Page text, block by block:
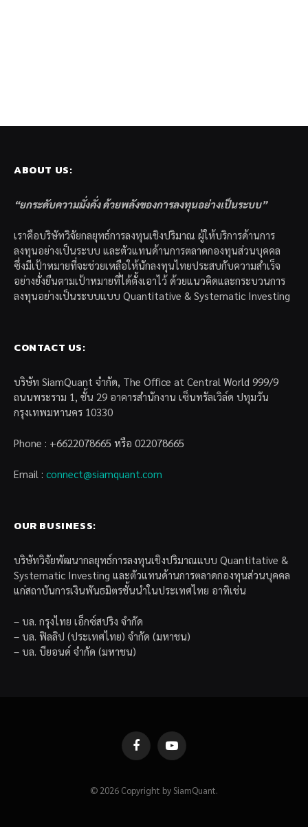
ABOUT US:
“ยกระดับความมั่งคั่ง ด้วยพลังของการลงทุนอย่างเป็นระบบ”
เราคือบริษัทวิจัยกลยุทธ์การลงทุนเชิงปริมาณ ผู้ให้บริการด้านการ
ลงทุนอย่างเป็นระบบ และตัวแทนด้านการตลาดกองทุนส่วนบุคคล
ซึ่งมีเป้าหมายที่จะช่วยเหลือให้นักลงทุนไทยประสบกับความสำเร็จ
อย่างยั่งยืนตามเป้าหมายที่ได้ตั้งเอาไว้ ด้วยแนวคิดและกระบวนการ
ลงทุนอย่างเป็นระบบแบบ Quantitative & Systematic Investing
CONTACT US:
บริษัท SiamQuant จำกัด, The Office at Central World 999/9
ถนนพระราม 1, ชั้น 29 อาคารสำนักงาน เซ็นทรัลเวิล์ด ปทุมวัน
กรุงเทพมหานคร 10330
Phone : +6622078665 หรือ 022078665
Email : connect@siamquant.com
OUR BUSINESS:
บริษัทวิจัยพัฒนากลยุทธ์การลงทุนเชิงปริมาณแบบ Quantitative &
Systematic Investing และตัวแทนด้านการตลาดกองทุนส่วนบุคคล
แก่สถาบันการเงินพันธมิตรชั้นนำในประเทศไทย อาทิเช่น
– บล. กรุงไทย เอ็กซ์สปริง จำกัด
– บล. ฟิลลิป (ประเทศไทย) จำกัด (มหาชน)
– บล. บียอนด์ จำกัด (มหาชน)
FacebookYouTube
© 2026 Copyright by SiamQuant.